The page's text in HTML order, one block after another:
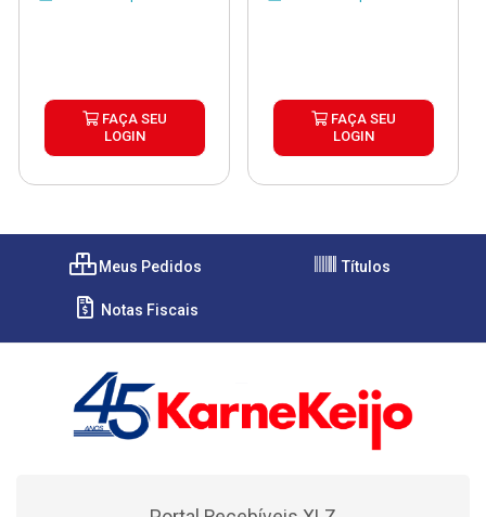
FAÇA SEU
LOGIN
FAÇA SEU
LOGIN
Meus Pedidos Títulos
Notas Fiscais